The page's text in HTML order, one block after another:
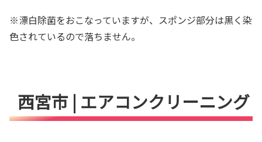
※漂白除菌をおこなっていますが、スポンジ部分は黒く染
色されているので落ちません。
西宮市 | エアコンクリーニング